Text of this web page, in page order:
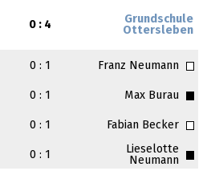
0 : 4
Grundschule
Ottersleben
0 : 1 Franz Neumann
0 : 1 Max Burau
0 : 1 Fabian Becker
0 : 1
Lieselotte
Neumann